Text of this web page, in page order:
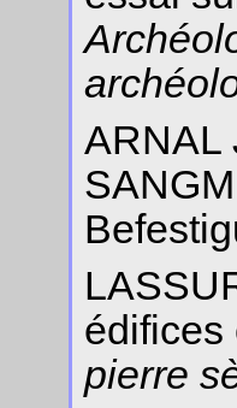
ARNAL
pierre